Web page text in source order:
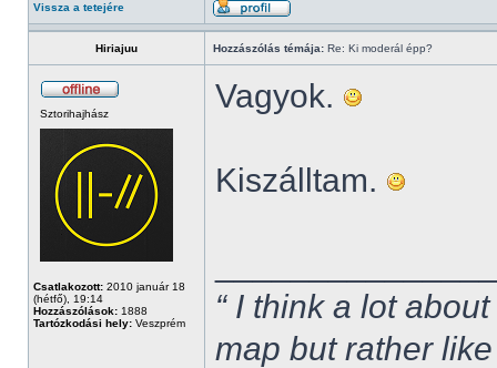
Vissza a tetejére
Hiriajuu Hozzászólás témája: Re: Ki moderál épp?
Sztorihajhász
Csatlakozott: 2010 január 18
(hétfő), 19:14
Hozzászólások: 1888
Tartózkodási hely: Veszprém
Vagyok.
Kiszálltam.
“ I think a lot
map but rather